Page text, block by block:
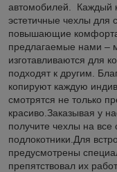
автомобилей. Каждый
эстетичные чехлы для
повышающие
предлагаемые нами –
изготавливаются для
подходят к другим.
копируют каждую
смотрятся не только
красиво.Заказывая у
получите чехлы на все
подлокотники.Для
предусмотрены
препятствовал их